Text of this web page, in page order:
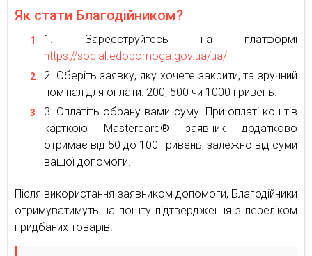
Як стати Благодійником?
Зареєструйтесь на платформі
https://social.edopomoga.gov.ua/ua/
Оберіть заявку, яку хочете закрити, та зручний
номінал для оплати: 200, 500 чи 1000 гривень.
Оплатіть обрану вами суму. При оплаті коштів
карткою Mastercard® заявник додатково
отримає від 50 до 100 гривень, залежно від суми
вашої допомоги.
Після використання заявником допомоги, Благодійники
отримуватимуть на пошту підтвердження з переліком
придбаних товарів.